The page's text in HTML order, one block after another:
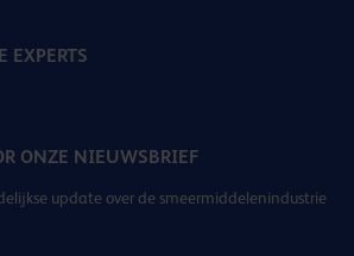
EXPERTS
ONZE NIEUWSBRIEF
update over de smeermiddelenindustrie